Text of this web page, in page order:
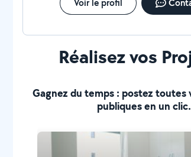
Voir le profil
Réalisez vos
Gagnez du temps : postez toutes
publiques en un clic.